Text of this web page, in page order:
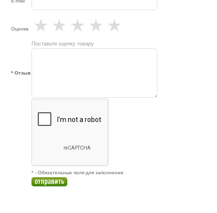
Оценка ★
★
★
★
★
Поставьте оценку товару
* Отзыв
* - Обязательные поля для заполнения